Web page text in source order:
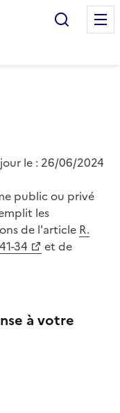
le : 26/06/2024
public ou privé
les
de l'article R.
34
et de
à votre